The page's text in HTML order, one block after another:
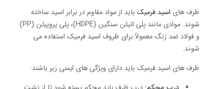
ظرف های اسید فرمیک باید از مواد مقاوم در برابر اسید ساخته
شوند. موادی مانند پلی اتیلن سنگین (HDPE)، پلی پروپیلن (PP)
و فولاد ضد زنگ معمولاً برای ظروف اسید فرمیک استفاده می
شوند.
ظرف های اسید فرمیک باید دارای ویژگی های ایمنی زیر باشند: